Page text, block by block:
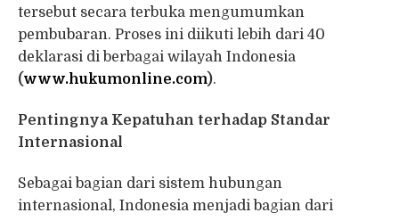
tersebut secara terbuka mengumumkan
pembubaran. Proses ini diikuti lebih dari 40
deklarasi di berbagai wilayah Indonesia
(www.hukumonline.com).
Pentingnya Kepatuhan terhadap Standar
Internasional
Sebagai bagian dari sistem hubungan
internasional, Indonesia menjadi bagian dari